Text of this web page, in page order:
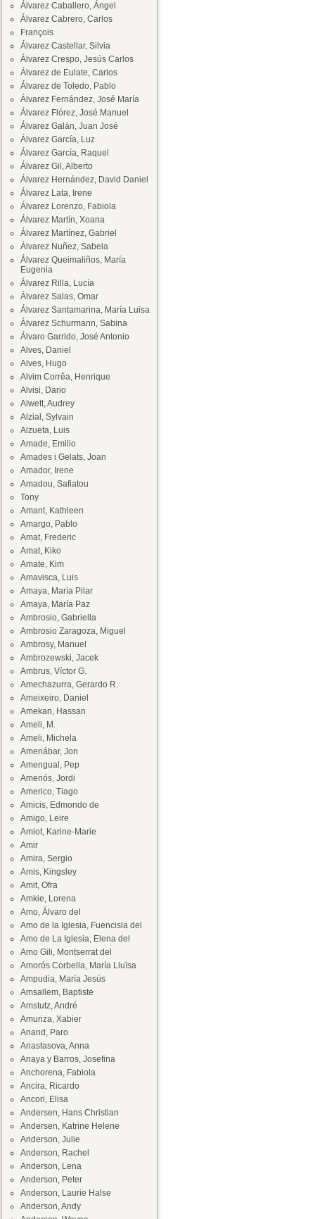
Álvarez Caballero, Ángel
Álvarez Cabrero, Carlos
François
Álvarez Castellar, Silvia
Álvarez Crespo, Jesús Carlos
Álvarez de Eulate, Carlos
Álvarez de Toledo, Pablo
Álvarez Fernández, José María
Álvarez Flórez, José Manuel
Álvarez Galán, Juan José
Álvarez García, Luz
Álvarez García, Raquel
Álvarez Gil, Alberto
Álvarez Hernández, David Daniel
Álvarez Lata, Irene
Álvarez Lorenzo, Fabiola
Álvarez Martín, Xoana
Álvarez Martínez, Gabriel
Álvarez Nuñez, Sabela
Álvarez Queimaliños, María
Eugenia
Álvarez Rilla, Lucía
Álvarez Salas, Omar
Álvarez Santamarina, María Luisa
Álvarez Schurmann, Sabina
Álvaro Garrido, José Antonio
Alves, Daniel
Alves, Hugo
Alvim Corrêa, Henrique
Alvisi, Dario
Alwett, Audrey
Alzial, Sylvain
Alzueta, Luis
Amade, Emilio
Amades i Gelats, Joan
Amador, Irene
Amadou, Safiatou
Tony
Amant, Kathleen
Amargo, Pablo
Amat, Frederic
Amat, Kiko
Amate, Kim
Amavisca, Luis
Amaya, María Pilar
Amaya, María Paz
Ambrosio, Gabriella
Ambrosio Zaragoza, Miguel
Ambrosy, Manuel
Ambrozewski, Jacek
Ambrus, Víctor G.
Amechazurra, Gerardo R.
Ameixeiro, Daniel
Amekan, Hassan
Ameli, M.
Ameli, Michela
Amenábar, Jon
Amengual, Pep
Amenós, Jordi
Americo, Tiago
Amicis, Edmondo de
Amigo, Leire
Amiot, Karine-Marie
Amir
Amira, Sergio
Amis, Kingsley
Amit, Ofra
Amkie, Lorena
Amo, Álvaro del
Amo de la Iglesia, Fuencisla del
Amo de La Iglesia, Elena del
Amo Gili, Montserrat del
Amorós Corbella, María Lluïsa
Ampudia, María Jesús
Amsallem, Baptiste
Amstutz, André
Amuriza, Xabier
Anand, Paro
Anastasova, Anna
Anaya y Barros, Josefina
Anchorena, Fabiola
Ancira, Ricardo
Ancori, Elisa
Andersen, Hans Christian
Andersen, Katrine Helene
Anderson, Julie
Anderson, Rachel
Anderson, Lena
Anderson, Peter
Anderson, Laurie Halse
Anderson, Andy